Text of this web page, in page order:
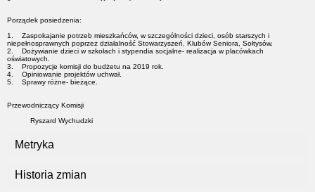
Porządek posiedzenia:
1. Zaspokajanie potrzeb mieszkańców, w szczególności dzieci, osób starszych i
niepełnosprawnych poprzez działalność Stowarzyszeń, Klubów Seniora, Sołtysów.
2. Dożywianie dzieci w szkołach i stypendia socjalne- realizacja w placówkach
oświatowych.
3. Propozycje komisji do budżetu na 2019 rok.
4. Opiniowanie projektów uchwał.
5. Sprawy różne- bieżące.
Przewodniczący Komisji
Ryszard Wychudzki
Metryka
Historia zmian